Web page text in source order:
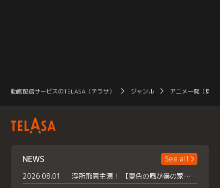
動画配信サービスのTELASA（テラサ） ジャンル アニメ一覧（見放
NEWS
See all
2026.08.01
浮所飛貴主演！ 【夏色の風が僕の家にやってきた】 本日よりテラサで独占配信スタート！